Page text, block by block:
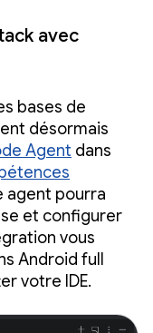
avec
bases de
désormais
Agent dans
agent pourra
et configurer
vous
Android full
votre IDE.